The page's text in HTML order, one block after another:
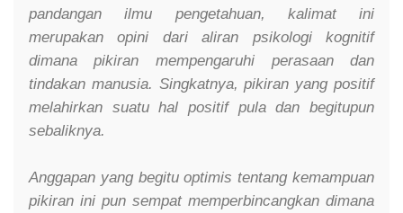
pandangan ilmu pengetahuan, kalimat ini
merupakan opini dari aliran psikologi kognitif
dimana pikiran mempengaruhi perasaan dan
tindakan manusia. Singkatnya, pikiran yang positif
melahirkan suatu hal positif pula dan begitupun
sebaliknya.
Anggapan yang begitu optimis tentang kemampuan
pikiran ini pun sempat memperbincangkan dimana